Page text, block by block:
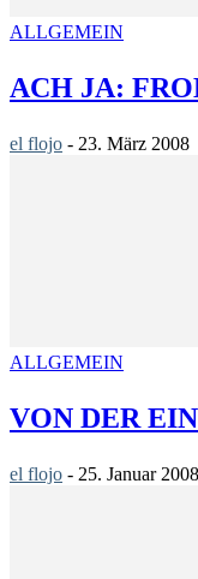
ALLGEMEIN
ACH JA:
el flojo - 23. März 2008
ALLGEMEIN
VON DER
el flojo - 25. Januar 2008